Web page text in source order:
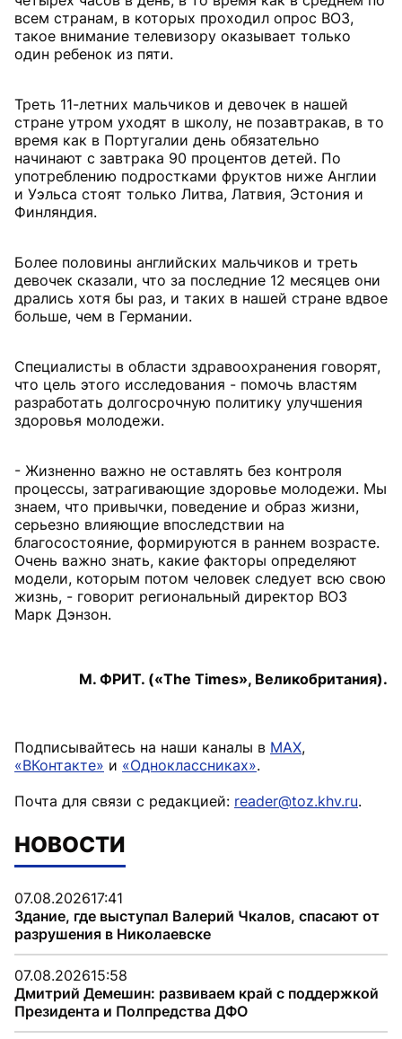
всем странам, в которых проходил опрос ВОЗ,
такое внимание телевизору оказывает только
один ребенок из пяти.
Треть 11-летних мальчиков и девочек в нашей
стране утром уходят в школу, не позавтракав, в то
время как в Португалии день обязательно
начинают с завтрака 90 процентов детей. По
употреблению подростками фруктов ниже Англии
и Уэльса стоят только Литва, Латвия, Эстония и
Финляндия.
Более половины английских мальчиков и треть
девочек сказали, что за последние 12 месяцев они
дрались хотя бы раз, и таких в нашей стране вдвое
больше, чем в Германии.
Специалисты в области здравоохранения говорят,
что цель этого исследования - помочь властям
разработать долгосрочную политику улучшения
здоровья молодежи.
- Жизненно важно не оставлять без контроля
процессы, затрагивающие здоровье молодежи. Мы
знаем, что привычки, поведение и образ жизни,
серьезно влияющие впоследствии на
благосостояние, формируются в раннем возрасте.
Очень важно знать, какие факторы определяют
модели, которым потом человек следует всю свою
жизнь, - говорит региональный директор ВОЗ
Марк Дэнзон.
М. ФРИТ. («The Times», Великобритания).
Подписывайтесь на наши каналы в MAX,
«ВКонтакте» и «Одноклассниках».
Почта для связи с редакцией: reader@toz.khv.ru.
НОВОСТИ
07.08.202617:41
Здание, где выступал Валерий Чкалов, спасают от
разрушения в Николаевске
07.08.202615:58
Дмитрий Демешин: развиваем край с поддержкой
Президента и Полпредства ДФО